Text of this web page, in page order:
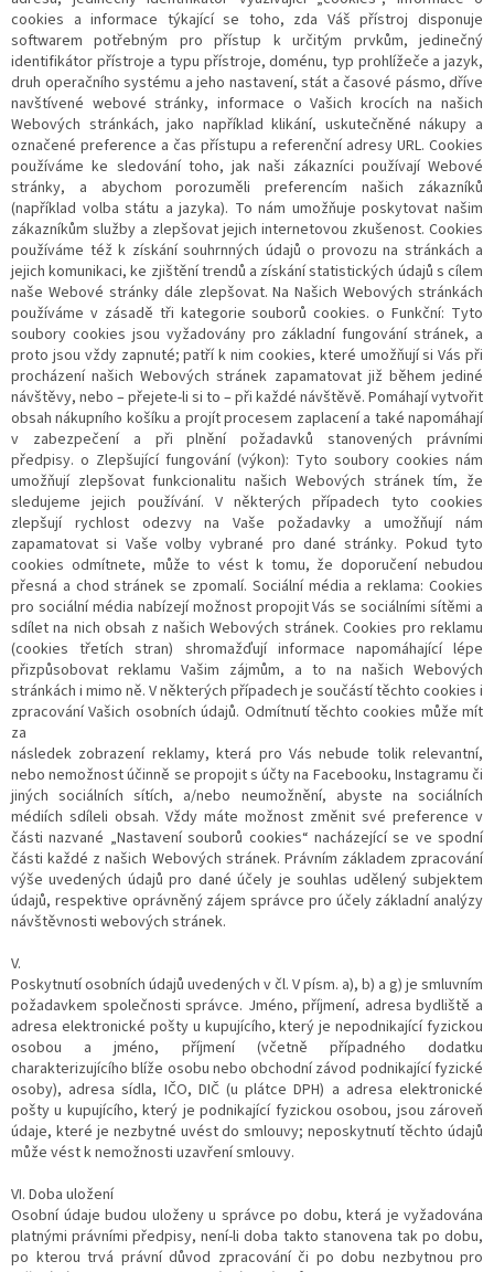
cookies a informace týkající se toho, zda Váš přístroj disponuje
softwarem potřebným pro přístup k určitým prvkům, jedinečný
identifikátor přístroje a typu přístroje, doménu, typ prohlížeče a jazyk,
druh operačního systému a jeho nastavení, stát a časové pásmo, dříve
navštívené webové stránky, informace o Vašich krocích na našich
Webových stránkách, jako například klikání, uskutečněné nákupy a
označené preference a čas přístupu a referenční adresy URL. Cookies
používáme ke sledování toho, jak naši zákazníci používají Webové
stránky, a abychom porozuměli preferencím našich zákazníků
(například volba státu a jazyka). To nám umožňuje poskytovat našim
zákazníkům služby a zlepšovat jejich internetovou zkušenost. Cookies
používáme též k získání souhrnných údajů o provozu na stránkách a
jejich komunikaci, ke zjištění trendů a získání statistických údajů s cílem
naše Webové stránky dále zlepšovat. Na Našich Webových stránkách
používáme v zásadě tři kategorie souborů cookies. o Funkční: Tyto
soubory cookies jsou vyžadovány pro základní fungování stránek, a
proto jsou vždy zapnuté; patří k nim cookies, které umožňují si Vás při
procházení našich Webových stránek zapamatovat již během jediné
návštěvy, nebo – přejete-li si to – při každé návštěvě. Pomáhají vytvořit
obsah nákupního košíku a projít procesem zaplacení a také napomáhají
v zabezpečení a při plnění požadavků stanovených právními
předpisy. o Zlepšující fungování (výkon): Tyto soubory cookies nám
umožňují zlepšovat funkcionalitu našich Webových stránek tím, že
sledujeme jejich používání. V některých případech tyto cookies
zlepšují rychlost odezvy na Vaše požadavky a umožňují nám
zapamatovat si Vaše volby vybrané pro dané stránky. Pokud tyto
cookies odmítnete, může to vést k tomu, že doporučení nebudou
přesná a chod stránek se zpomalí. Sociální média a reklama: Cookies
pro sociální média nabízejí možnost propojit Vás se sociálními sítěmi a
sdílet na nich obsah z našich Webových stránek. Cookies pro reklamu
(cookies třetích stran) shromažďují informace napomáhající lépe
přizpůsobovat reklamu Vašim zájmům, a to na našich Webových
stránkách i mimo ně. V některých případech je součástí těchto cookies i
zpracování Vašich osobních údajů. Odmítnutí těchto cookies může mít
za
následek zobrazení reklamy, která pro Vás nebude tolik relevantní,
nebo nemožnost účinně se propojit s účty na Facebooku, Instagramu či
jiných sociálních sítích, a/nebo neumožnění, abyste na sociálních
médiích sdíleli obsah. Vždy máte možnost změnit své preference v
části nazvané „Nastavení souborů cookies“ nacházející se ve spodní
části každé z našich Webových stránek. Právním základem zpracování
výše uvedených údajů pro dané účely je souhlas udělený subjektem
údajů, respektive oprávněný zájem správce pro účely základní analýzy
návštěvnosti webových stránek.
V.
Poskytnutí osobních údajů uvedených v čl. V písm. a), b) a g) je smluvním
požadavkem společnosti správce. Jméno, příjmení, adresa bydliště a
adresa elektronické pošty u kupujícího, který je nepodnikající fyzickou
osobou a jméno, příjmení (včetně případného dodatku
charakterizujícího blíže osobu nebo obchodní závod podnikající fyzické
osoby), adresa sídla, IČO, DIČ (u plátce DPH) a adresa elektronické
pošty u kupujícího, který je podnikající fyzickou osobou, jsou zároveň
údaje, které je nezbytné uvést do smlouvy; neposkytnutí těchto údajů
může vést k nemožnosti uzavření smlouvy.
VI. Doba uložení
Osobní údaje budou uloženy u správce po dobu, která je vyžadována
platnými právními předpisy, není-li doba takto stanovena tak po dobu,
po kterou trvá právní důvod zpracování či po dobu nezbytnou pro